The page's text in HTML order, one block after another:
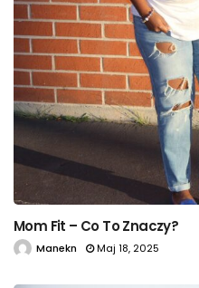
Mom Fit – Co To Znaczy?
Manekn Maj 18, 2025